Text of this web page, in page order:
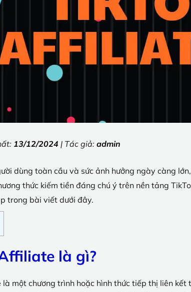
13/12/2024 | Tác giả: admin
dùng toàn cầu và sức ảnh hưởng ngày càng
thức kiếm tiền đáng chú ý trên nền tảng
trong bài viết dưới đây.
là gì?
một chương trình hoặc hình thức tiếp thị liên kết